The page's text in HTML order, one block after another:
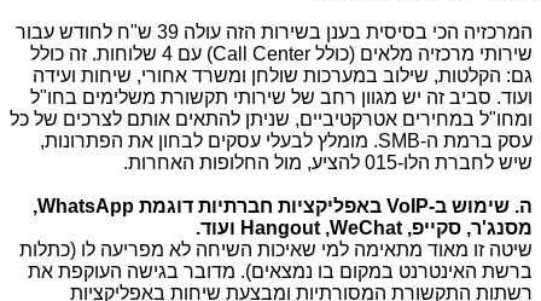
המרכזיה הכי בסיסית בענן בשירות הזה עולה 39 ש"ח לחודש עבור
שירותי מרכזיה מלאים (כולל Call Center
) עם 4 שלוחות. זה כולל
גם: הקלטות, שילוב במערכות שולחן ומשרד אחורי, שיחות ועידה
ועוד. סביב זה יש מגוון רחב של שירותי תקשורת משלימים בחו"ל
ומחו"ל במחירים אטרקטיביים, שניתן להתאים אותם לצרכים של כל
עסק ברמת ה-SMB. מומלץ לבעלי עסקים לבחון את הפתרונות,
שיש לחברת הלו-015 להציע, מול החלופות האחרות.
ה. שימוש ב-VoIP באפליקציות חברתיות דוגמת WhatsApp
,
מסנג'ר, סקייפ, WeChat
,
Hangout ועוד.
שיטה זו מאוד מתאימה למי שאיכות השיחה לא מפריעה לו (כתלות
ברשת האינטרנט במקום בו נמצאים). מדובר בגישה העוקפת את
רשתות התקשורת המסורתיות ומבצעת שיחות באפליקציות